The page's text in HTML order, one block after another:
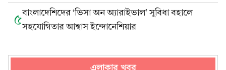
৫বাংলাদেশিদের ‘ভিসা অন অ্যারাইভাল’ সুবিধা বহালে
সহযোগিতার আশ্বাস ইন্দোনেশিয়ার
এলাকার খবর